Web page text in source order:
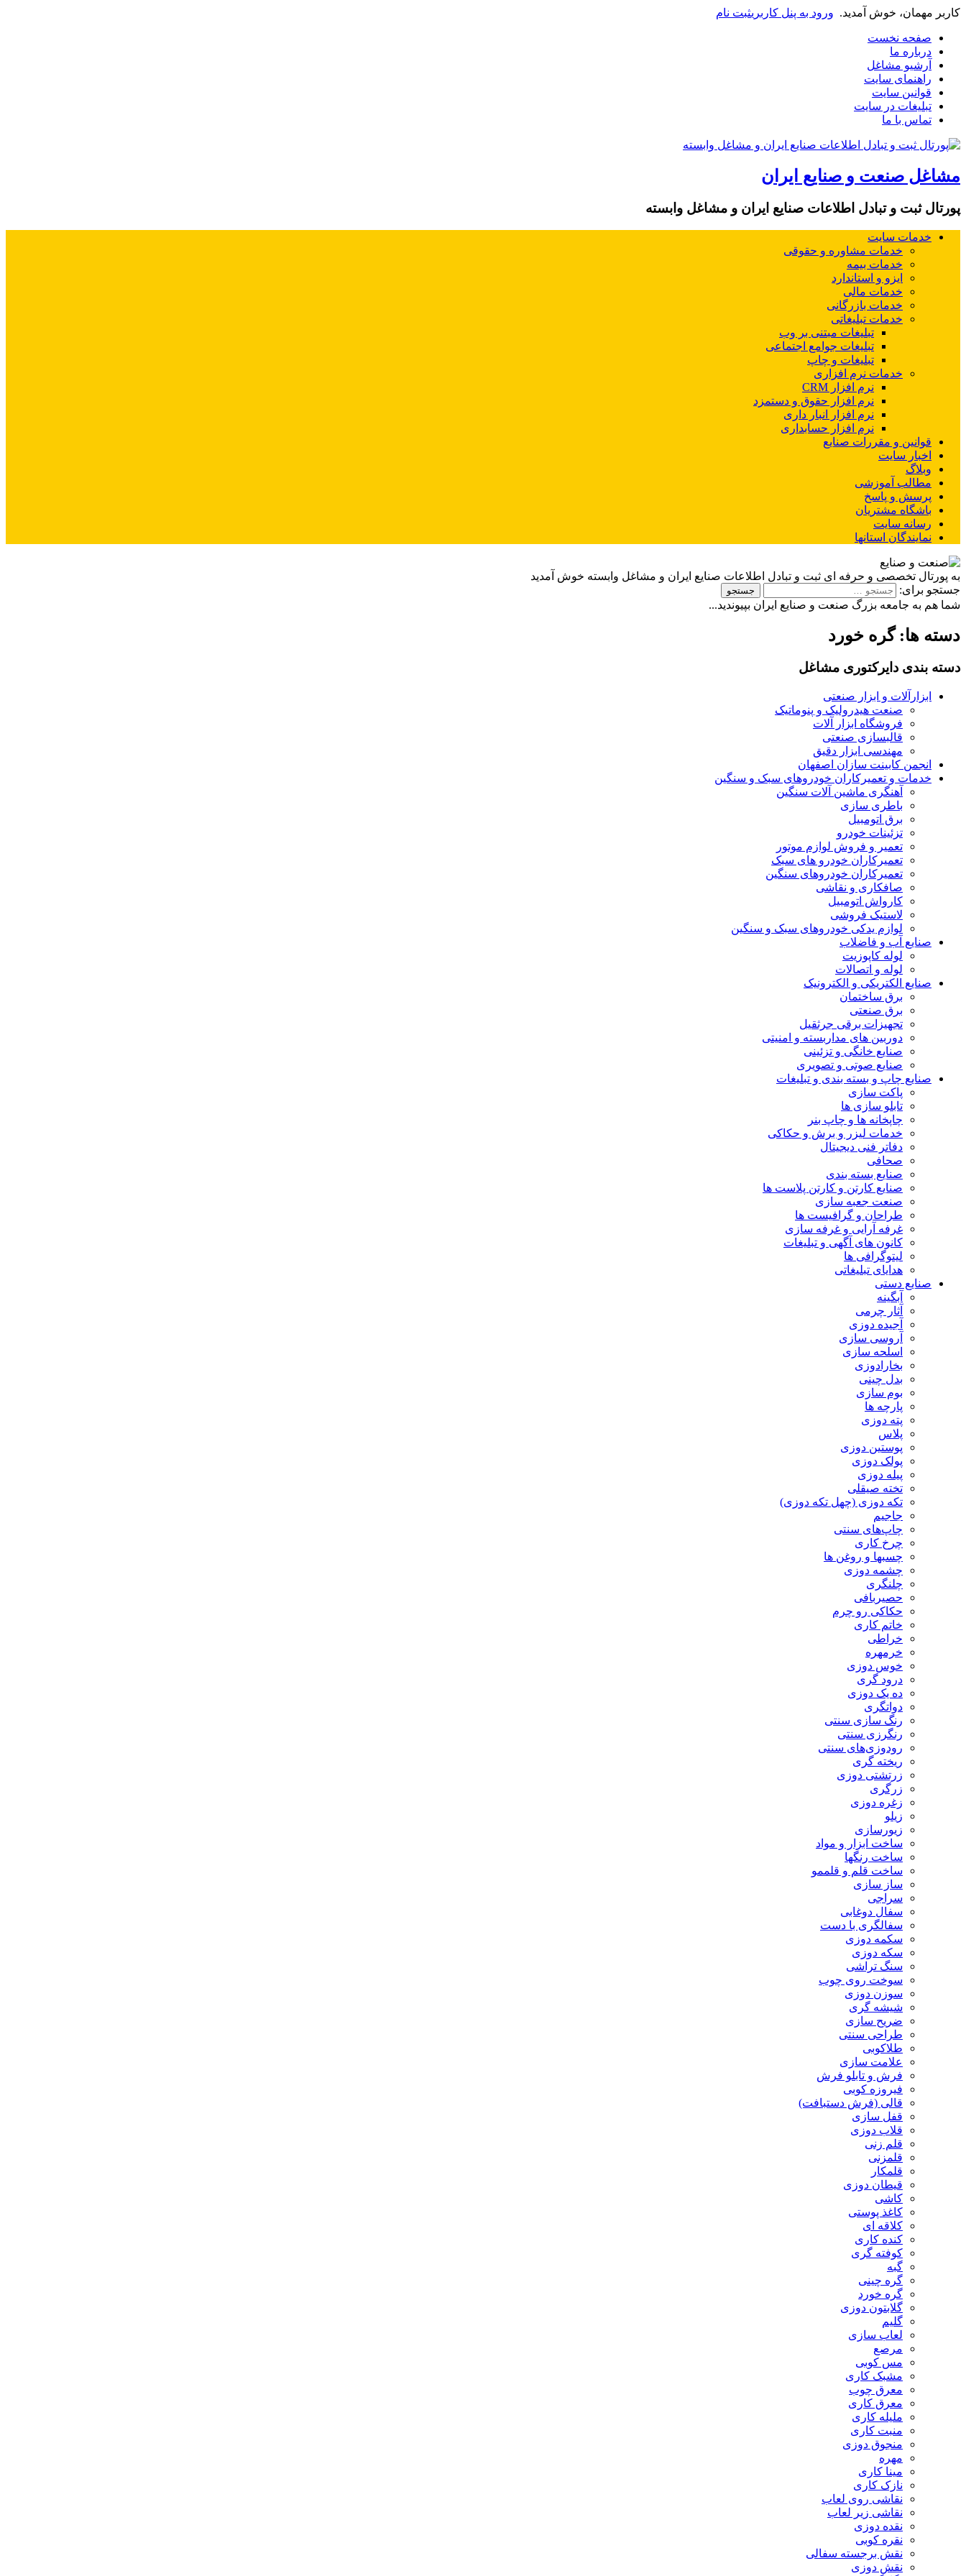
کاربر مهمان، خوش آمدید. ورود به پنل کاربریثبت نام
صفحه نخست
درباره ما
آرشیو مشاغل
راهنمای سایت
قوانین سایت
تبلیغات در سایت
تماس با ما
مشاغل صنعت و صنایع ایران
پورتال ثبت و تبادل اطلاعات صنایع ایران و مشاغل وابسته
خدمات سایت
خدمات مشاوره و حقوقی
خدمات بیمه
ایزو و استاندارد
خدمات مالی
خدمات بازرگانی
خدمات تبلیغاتی
تبلیغات مبتنی بر وب
تبلیغات جوامع اجتماعی
تبلیغات و چاپ
خدمات نرم افزاری
نرم افزار CRM
نرم افزار حقوق و دستمزد
نرم افزار انبار داری
نرم افزار حسابداری
قوانین و مقررات صنایع
اخبار سایت
وبلاگ
مطالب آموزشی
پرسش و پاسخ
باشگاه مشتریان
رسانه سایت
نمایندگان استانها
به پورتال تخصصی و حرفه ای ثبت و تبادل اطلاعات صنایع ایران و مشاغل وابسته خوش آمدید
جستجو برای:
شما هم به جامعه بزرگ صنعت و صنایع ایران بپیوندید...
دسته ها:گره خورد
دسته بندی دایرکتوری مشاغل
ابزارآلات و ابزار صنعتی
صنعت هیدرولیک و پنوماتیک
فروشگاه ابزار آلات
قالبسازی صنعتی
مهندسی ابزار دقیق
انجمن کابینت سازان اصفهان
خدمات و تعمیرکاران خودروهای سبک و سنگین
آهنگری ماشین آلات سنگین
باطری سازی
برق اتومبیل
تزئینات خودرو
تعمیر و فروش لوازم موتور
تعمیرکاران خودرو های سبک
تعمیرکاران خودروهای سنگین
صافکاری و نقاشی
کارواش اتومبیل
لاستیک فروشی
لوازم یدکی خودروهای سبک و سنگین
صنایع آب و فاضلاب
لوله کاپوزیت
لوله و اتصالات
صنایع الکتریکی و الکترونیک
برق ساختمان
برق صنعتی
تجهیزات برقی جرثقیل
دوربین های مداربسته و امنیتی
صنایع خانگی و تزئینی
صنایع صوتی و تصویری
صنایع چاپ و بسته بندی و تبلیغات
پاکت سازی
تابلو سازی ها
چاپخانه ها و چاپ بنر
خدمات لیزر و برش و حکاکی
دفاتر فنی دیجیتال
صحافی
صنایع بسته بندی
صنایع کارتن و کارتن پلاست ها
صنعت جعبه سازی
طراحان و گرافیست ها
غرفه آرایی و غرفه سازی
کانون های آگهی و تبلیغات
لیتوگرافی ها
هدایای تبلیغاتی
صنایع دستی
آبگینه
آثار چرمی
آجیده دوزی
آروسی سازی
اسلحه سازی
بخارادوزی
بدل چینی
بوم سازی
پارچه ها
پته دوزی
پلاس
پوستین دوزی
پولک دوزی
پیله دوزی
تخته صیقلی
تکه دوزی (چهل تکه دوزی)
جاجیم
چاپ‌های سنتی
چرخ کاری
چسبها و روغن ها
چشمه دوزی
چلنگری
حصیربافی
حکاکی رو چرم
خاتم کاری
خراطی
خرمهره
خوس دوزی
درود گری
ده یک دوزی
دواتگری
رنگ سازی سنتی
رنگرزی سنتی
رودوزی‌های سنتی
ریخته گری
زرتشتی دوزی
زرگری
زغره دوزی
زیلو
زیورسازی
ساخت ابزار و مواد
ساخت رنگها
ساخت قلم و قلممو
ساز سازی
سراجی
سفال دوغابی
سفالگری با دست
سکمه دوزی
سکه دوزی
سنگ تراشی
سوخت روی چوب
سوزن دوزی
شیشه گری
ضریح سازی
طراحی سنتی
طلاکوبی
علامت سازی
فرش و تابلو فرش
فیروزه کوبی
قالی (فرش دستبافت)
قفل سازی
قلاب دوزی
قلم زنی
قلمزنی
قلمکار
قیطان دوزی
کاشی
کاغذ پوستی
کلاقه ای
کنده کاری
کوفته گری
گبه
گره چینی
گره خورد
گلابتون دوزی
گلیم
لعاب سازی
مرصع
مس کوبی
مشبک کاری
معرق چوب
معرق کاری
مليله کاری
منبت کاری
منجوق دوزی
مهره
مینا کاری
نازک کاری
نقاشی روی لعاب
نقاشی زیر لعاب
نقده دوزی
نقره کوبی
نقش برجسته سفالی
نقش دوزی